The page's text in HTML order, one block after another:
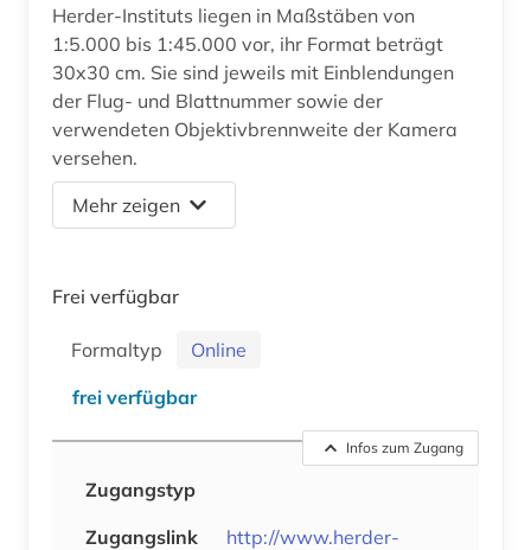
Herder-Instituts liegen in Maßstäben von
1:5.000 bis 1:45.000 vor, ihr Format beträgt
30x30 cm. Sie sind jeweils mit Einblendungen
der Flug- und Blattnummer sowie der
verwendeten Objektivbrennweite der Kamera
versehen.
Mehr zeigen
Frei verfügbar
Formaltyp
Online
frei verfügbar
Infos zum Zugang
Zugangstyp
Zugangslink
http://www.herder-